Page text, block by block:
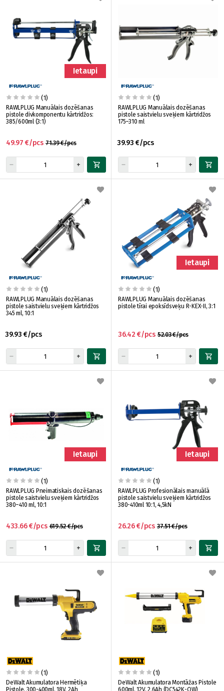
Ietaupi
(1)
RAWLPLUG Manuālais dozēšanas
pistole divkomponentu kārtridžos:
385/600ml (3:1)
71.39 €/pcs
49.97 €/pcs
(1)
RAWLPLUG Manuālais dozēšanas
pistole saistvielu sveķiem kārtridžos
175–310 ml
39.93 €/pcs
(1)
RAWLPLUG Manuālais dozēšanas
pistole saistvielu sveķiem kārtridžos
345 ml, 10:1
39.93 €/pcs
Ietaupi
(1)
RAWLPLUG Manuālais dozēšanas
pistole tīrai epoksīdsveķu R-KEX-II, 3:1
52.03 €/pcs
36.42 €/pcs
Ietaupi
(1)
RAWLPLUG Pneimatiskais dozēšanas
pistole saistvielu sveķiem kārtridžos
380–410 ml, 10:1
619.52 €/pcs
433.66 €/pcs
Ietaupi
(1)
RAWLPLUG Profesionālais manuālā
pistole saistvielu sveķiem kārtridžos
380-410ml 10:1, 4,5kN
37.51 €/pcs
26.26 €/pcs
(1)
DeWalt Akumulatora Hermētiķa
Pistole, 300-400ml, 18V, 2Ah
(1)
DeWalt Akumulatora Montāžas Pistole
600ml, 12V, 2.6Ah (DC542K-QW)